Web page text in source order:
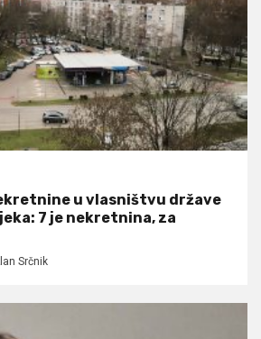
u vlasništvu države
7 je nekretnina, za
Srčnik